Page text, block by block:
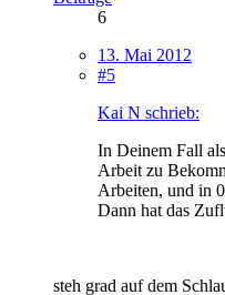
6
13. Mai 2012
#5
Kai N schrieb:
In Deinem Fall
Arbeit zu
Arbeiten, und in
Dann hat das
steh grad auf dem